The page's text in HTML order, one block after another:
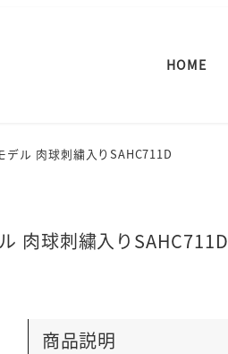
HOME
ル 肉球刺繍入りSAHC711D
肉球刺繍入りSAHC711D
商品説明